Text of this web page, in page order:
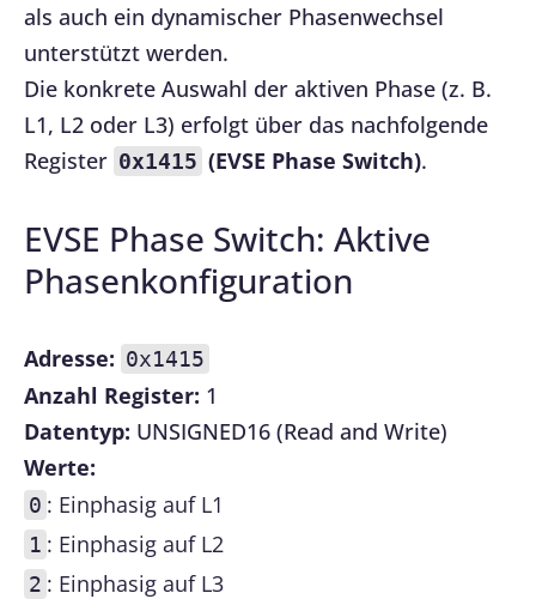
als auch ein dynamischer Phasenwechsel
unterstützt werden.
Die konkrete Auswahl der aktiven Phase (z. B.
L1, L2 oder L3) erfolgt über das nachfolgende
Register 0x1415 (EVSE Phase Switch).
EVSE Phase Switch: Aktive
Phasenkonfiguration
Adresse: 0x1415
Anzahl Register: 1
Datentyp: UNSIGNED16 (Read and Write)
Werte:
0 : Einphasig auf L1
1 : Einphasig auf L2
2 : Einphasig auf L3